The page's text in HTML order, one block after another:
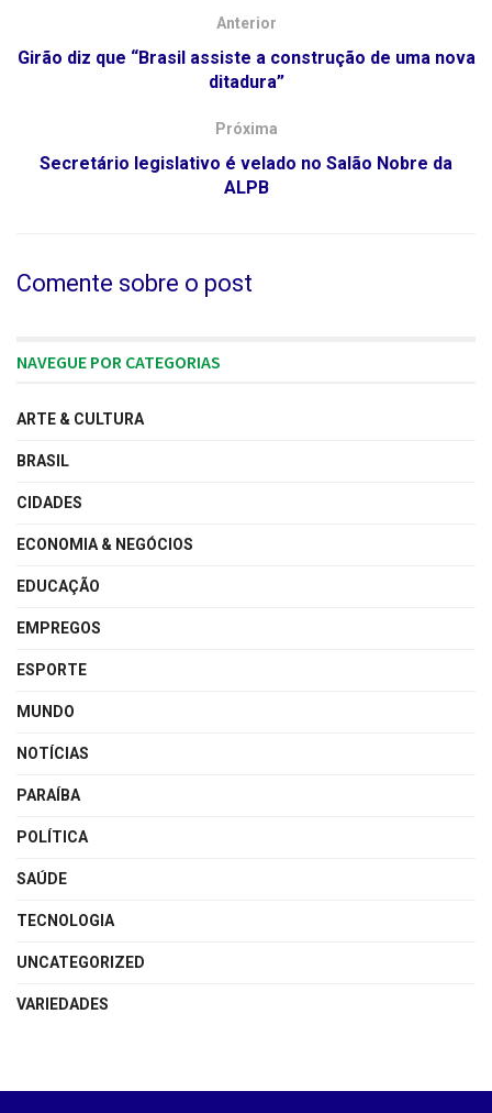
Anterior
Girão diz que “Brasil assiste a construção de uma nova
ditadura”
Próxima
Secretário legislativo é velado no Salão Nobre da
ALPB
Comente sobre o post
NAVEGUE POR CATEGORIAS
ARTE & CULTURA
BRASIL
CIDADES
ECONOMIA & NEGÓCIOS
EDUCAÇÃO
EMPREGOS
ESPORTE
MUNDO
NOTÍCIAS
PARAÍBA
POLÍTICA
SAÚDE
TECNOLOGIA
UNCATEGORIZED
VARIEDADES